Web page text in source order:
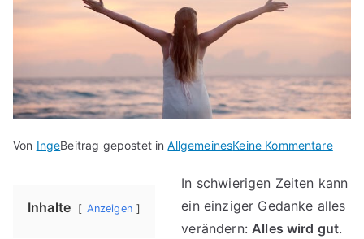
Von IngeBeitrag gepostet inAllgemeinesKeine Kommentarefür
wird
gut
–
Inhalte Anzeigen
In schwierigen Zeiten kann
ein einziger Gedanke alles
verändern: Alles wird gut.